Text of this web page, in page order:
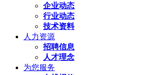
企业动态
行业动态
技术资料
人力资源
招聘信息
人才理念
为您服务